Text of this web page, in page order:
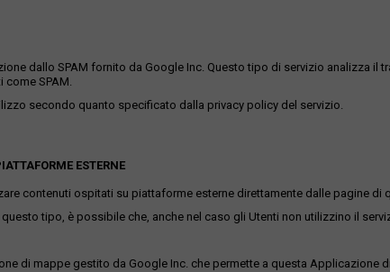
dallo SPAM fornito da Google Inc. Questo tipo di servizio
SPAM.
secondo quanto specificato dalla privacy policy del servizio.
ESTERNE
contenuti ospitati su piattaforme esterne direttamente dalle pagine di
tipo, è possibile che, anche nel caso gli Utenti non utilizzino il
di mappe gestito da Google Inc. che permette a questa Applicazione